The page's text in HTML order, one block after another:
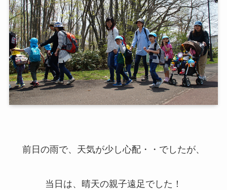
前日の雨で、天気が少し心配・・でしたが、
当日は、晴天の親子遠足でした！